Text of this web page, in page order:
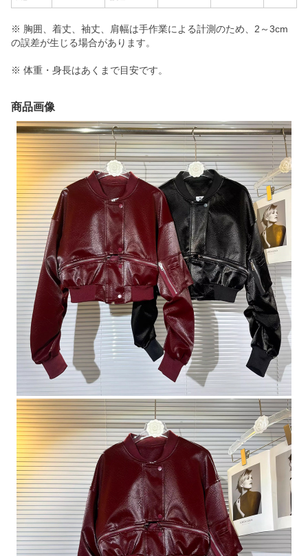
※ 胸囲、着丈、袖丈、肩幅は手作業による計測のため、2～3cm
の誤差が生じる場合があります。
※ 体重・身長はあくまで目安です。
商品画像